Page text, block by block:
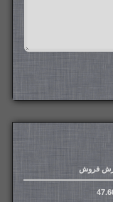
فروش